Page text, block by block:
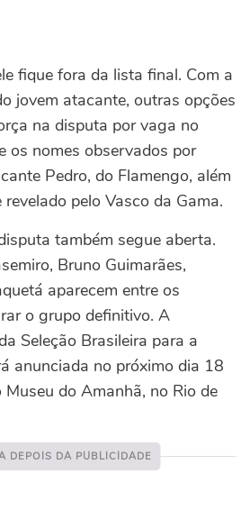
fique fora da lista final. Com a
jovem atacante, outras opções
na disputa por vaga no
os nomes observados por
Pedro, do Flamengo, além
pelo Vasco da Gama.
também segue aberta.
Bruno Guimarães,
aparecem entre os
o grupo definitivo. A
Seleção Brasileira para a
anunciada no próximo dia 18
do Amanhã, no Rio de